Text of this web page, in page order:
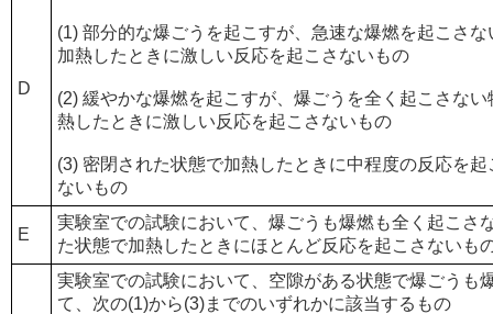
D
(1) 部分的な爆ごうを起こすが、急速な爆燃を起こさ
加熱したときに激しい反応を起こさないもの
(2) 緩やかな爆燃を起こすが、爆ごうを全く起こさな
熱したときに激しい反応を起こさないもの
(3) 密閉された状態で加熱したときに中程度の反応を
ないもの
E
実験室での試験において、爆ごうも爆燃も全く起こさ
た状態で加熱したときにほとんど反応を起こさないも
実験室での試験において、空隙がある状態で爆ごうも
て、次の(1)から(3)までのいずれかに該当するもの